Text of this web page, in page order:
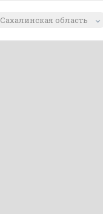
Сахалинская область